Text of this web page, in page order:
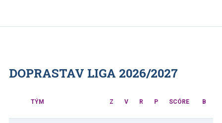
DOPRASTAV LIGA 2026/2027
TÝM Z V R P SCÓRE B